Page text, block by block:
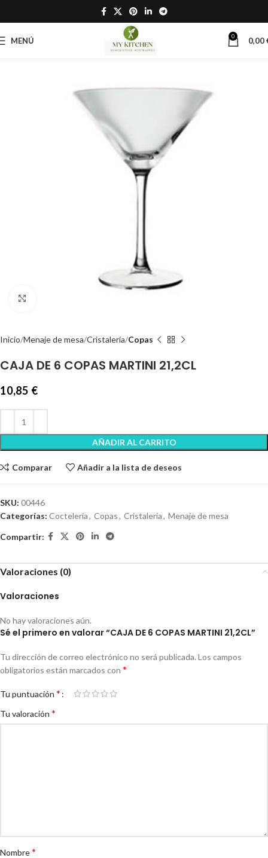
MENÚ 0 0,00
Inicio Menaje de mesa Cristalería Copas
CAJA DE 6 COPAS MARTINI 21,2CL
10,85 €
AÑADIR AL CARRITO
Comparar Añadir a la lista de deseos
SKU: 00446
Categorías: Coctelería, Copas, Cristalería, Menaje de mesa
Compartir:
Valoraciones (0)
Valoraciones
No hay valoraciones aún.
Sé el primero en valorar “CAJA DE 6 COPAS MARTINI 21,2CL”
Tu dirección de correo electrónico no será publicada. Los campos
obligatorios están marcados con *
Tu puntuación *
Tu valoración *
Nombre*